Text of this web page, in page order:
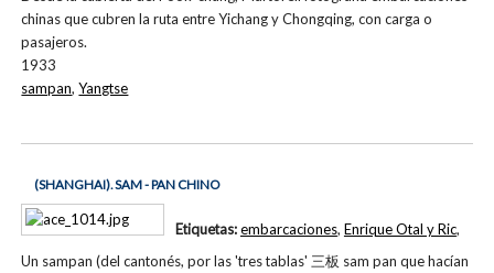
chinas que cubren la ruta entre Yichang y Chongqing, con carga o
pasajeros.
1933
sampan,Yangtse
(SHANGHAI). SAM - PAN CHINO
Un sampan (del cantonés, por las 'tres tablas' 三板 sam pan que hacían
Etiquetas:embarcaciones, Enrique Otal y Ric,